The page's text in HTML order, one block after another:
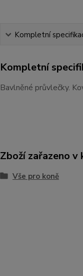
Kompletní
Kompletní
Bavlněné průvlečky.
Zboží zařazeno v
Vše pro koně